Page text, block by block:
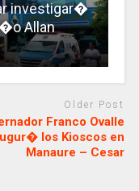
investigar�
Allan
Older Post
Franco Ovalle
los Kioscos en
Manaure – Cesar